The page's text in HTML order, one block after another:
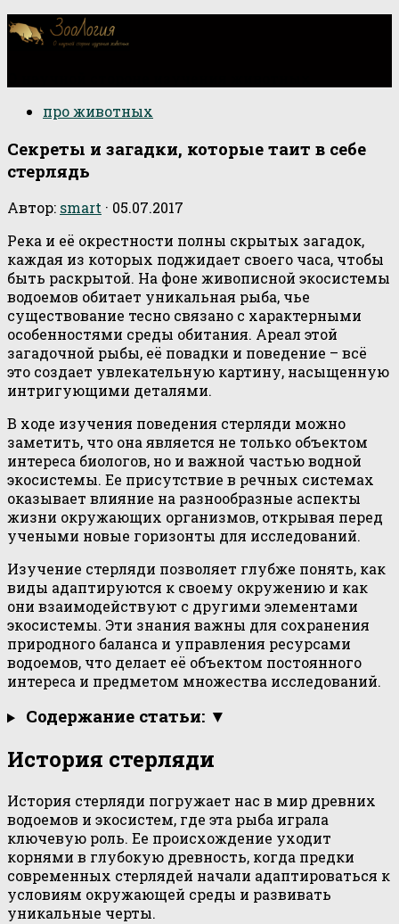
про животных
Секреты и загадки, которые таит в себе
стерлядь
Автор: smart · 05.07.2017
Река и её окрестности полны скрытых загадок,
каждая из которых поджидает своего часа, чтобы
быть раскрытой. На фоне живописной экосистемы
водоемов обитает уникальная рыба, чье
существование тесно связано с характерными
особенностями среды обитания. Ареал этой
загадочной рыбы, её повадки и поведение – всё
это создает увлекательную картину, насыщенную
интригующими деталями.
В ходе изучения поведения стерляди можно
заметить, что она является не только объектом
интереса биологов, но и важной частью водной
экосистемы. Ее присутствие в речных системах
оказывает влияние на разнообразные аспекты
жизни окружающих организмов, открывая перед
учеными новые горизонты для исследований.
Изучение стерляди позволяет глубже понять, как
виды адаптируются к своему окружению и как
они взаимодействуют с другими элементами
экосистемы. Эти знания важны для сохранения
природного баланса и управления ресурсами
водоемов, что делает её объектом постоянного
интереса и предметом множества исследований.
Содержание статьи: ▼
История стерляди
История стерляди погружает нас в мир древних
водоемов и экосистем, где эта рыба играла
ключевую роль. Ее происхождение уходит
корнями в глубокую древность, когда предки
современных стерлядей начали адаптироваться к
условиям окружающей среды и развивать
уникальные черты.